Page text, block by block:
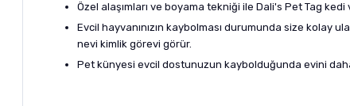
Özel alaşımları ve boyama tekniği ile Dali's Pet Tag kedi
Evcil hayvanınızın kaybolması durumunda size kolay
nevi kimlik görevi görür.
Pet künyesi evcil dostunuzun kaybolduğunda evini